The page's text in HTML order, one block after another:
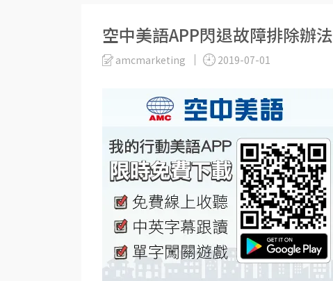
空中美語APP閃退故障排除辦法
amcmarketing 2019-07-01